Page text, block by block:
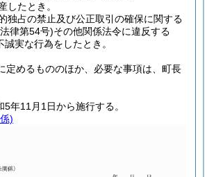
したとき。
独占の禁止及び公正取引の確保に関する
律第54号)その他関係法令に違反する
実な行為をしたとき。
定めるもののほか、必要な事項は、町長
5年11月1日から施行する。
)